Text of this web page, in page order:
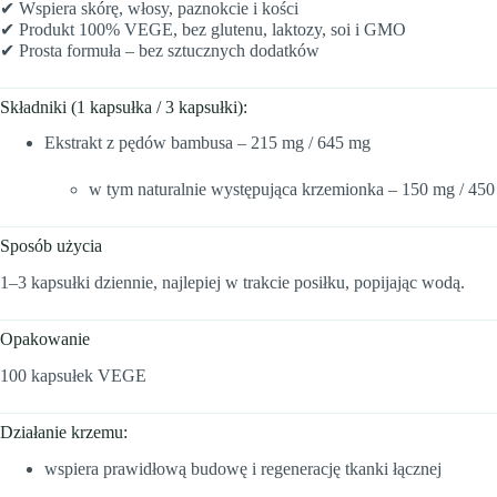
✔ Wspiera skórę, włosy, paznokcie i kości
✔ Produkt 100% VEGE, bez glutenu, laktozy, soi i GMO
✔ Prosta formuła – bez sztucznych dodatków
Składniki (1 kapsułka / 3 kapsułki):
Ekstrakt z pędów bambusa – 215 mg / 645 mg
w tym naturalnie występująca krzemionka – 150 mg /
Sposób użycia
1–3 kapsułki dziennie, najlepiej w trakcie posiłku, popijając wodą.
Opakowanie
100 kapsułek VEGE
Działanie krzemu:
wspiera prawidłową budowę i regenerację tkanki łącznej